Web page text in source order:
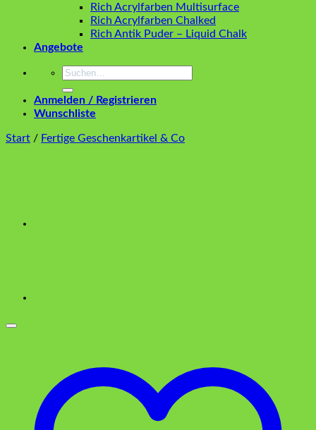
Rich Acrylfarben Multisurface
Rich Acrylfarben Chalked
Rich Antik Puder – Liquid Chalk
Angebote
Suchen
Anmelden / Registrieren
Wunschliste
Start / Fertige Geschenkartikel & Co